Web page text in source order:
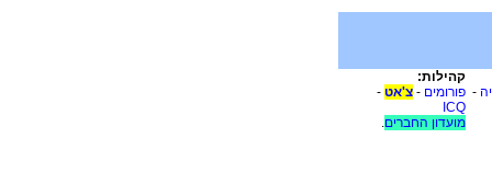
-
קהילות:
פורומים - צ'אט -
ICQ
מועדון החברים.